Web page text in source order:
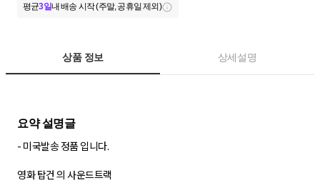
평균3일내 배송 시작 (주말, 공휴일 제외)
상품 정보 상세설명
요약 설명글
- 미국발송 정품 입니다.
영화 탑건 의 사운드트랙